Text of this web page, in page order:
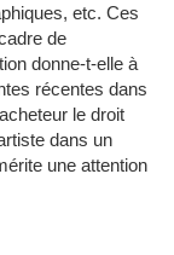
etc. Ces
de
donne-t-elle à
récentes dans
le droit
dans un
une attention